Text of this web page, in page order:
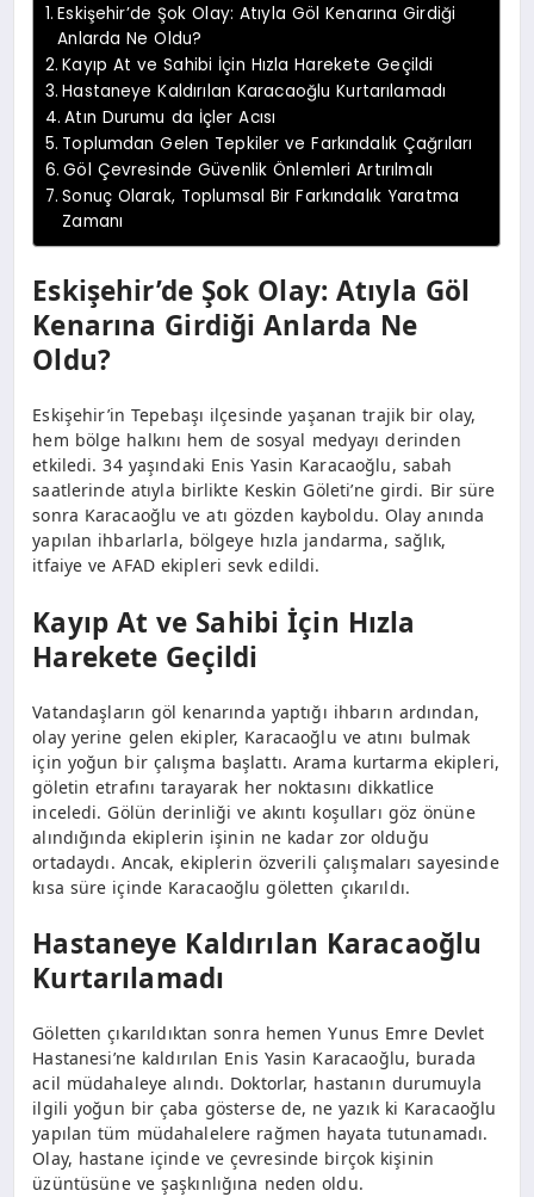
Eskişehir’de Şok Olay: Atıyla Göl Kenarına Girdiği
Anlarda Ne Oldu?
Kayıp At ve Sahibi İçin Hızla Harekete Geçildi
Hastaneye Kaldırılan Karacaoğlu Kurtarılamadı
Atın Durumu da İçler Acısı
Toplumdan Gelen Tepkiler ve Farkındalık Çağrıları
Göl Çevresinde Güvenlik Önlemleri Artırılmalı
Sonuç Olarak, Toplumsal Bir Farkındalık Yaratma
Zamanı
Eskişehir’de Şok Olay: Atıyla Göl
Kenarına Girdiği Anlarda Ne
Oldu?
Eskişehir’in Tepebaşı ilçesinde yaşanan trajik bir olay,
hem bölge halkını hem de sosyal medyayı derinden
etkiledi. 34 yaşındaki Enis Yasin Karacaoğlu, sabah
saatlerinde atıyla birlikte Keskin Göleti’ne girdi. Bir süre
sonra Karacaoğlu ve atı gözden kayboldu. Olay anında
yapılan ihbarlarla, bölgeye hızla jandarma, sağlık,
itfaiye ve AFAD ekipleri sevk edildi.
Kayıp At ve Sahibi İçin Hızla
Harekete Geçildi
Vatandaşların göl kenarında yaptığı ihbarın ardından,
olay yerine gelen ekipler, Karacaoğlu ve atını bulmak
için yoğun bir çalışma başlattı. Arama kurtarma ekipleri,
göletin etrafını tarayarak her noktasını dikkatlice
inceledi. Gölün derinliği ve akıntı koşulları göz önüne
alındığında ekiplerin işinin ne kadar zor olduğu
ortadaydı. Ancak, ekiplerin özverili çalışmaları sayesinde
kısa süre içinde Karacaoğlu göletten çıkarıldı.
Hastaneye Kaldırılan Karacaoğlu
Kurtarılamadı
Göletten çıkarıldıktan sonra hemen Yunus Emre Devlet
Hastanesi’ne kaldırılan Enis Yasin Karacaoğlu, burada
acil müdahaleye alındı. Doktorlar, hastanın durumuyla
ilgili yoğun bir çaba gösterse de, ne yazık ki Karacaoğlu
yapılan tüm müdahalelere rağmen hayata tutunamadı.
Olay, hastane içinde ve çevresinde birçok kişinin
üzüntüsüne ve şaşkınlığına neden oldu.